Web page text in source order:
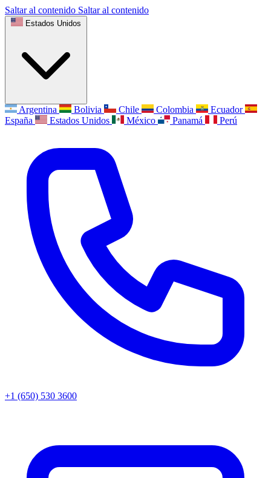
Saltar al contenido Saltar al contenido
Estados Unidos
Argentina Bolivia Chile Colombia
Ecuador
España
Estados Unidos México Panamá Perú
+1 (650) 530 3600